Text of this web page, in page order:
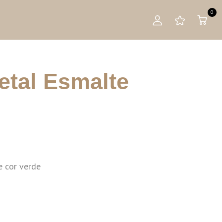
0
Esmalte
cor verde